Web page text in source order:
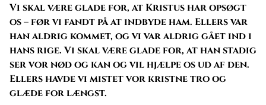
Vi skal være glade for, at Kristus har opsøgt
os – før vi fandt på at indbyde ham. Ellers var
han aldrig kommet, og vi var aldrig gået ind i
hans rige. Vi skal være glade for, at han stadig
ser vor nød og kan og vil hjælpe os ud af den.
Ellers havde vi mistet vor kristne tro og
glæde for længst.